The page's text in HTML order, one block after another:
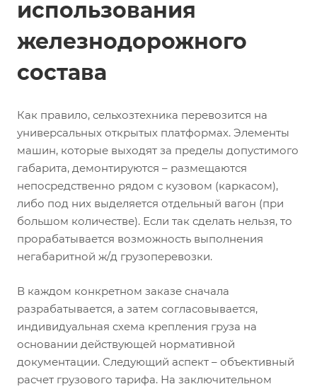
использования
железнодорожного
состава
Как правило, сельхозтехника перевозится на
универсальных открытых платформах. Элементы
машин, которые выходят за пределы допустимого
габарита, демонтируются – размещаются
непосредственно рядом с кузовом (каркасом),
либо под них выделяется отдельный вагон (при
большом количестве). Если так сделать нельзя, то
прорабатывается возможность выполнения
негабаритной ж/д грузоперевозки.
В каждом конкретном заказе сначала
разрабатывается, а затем согласовывается,
индивидуальная схема крепления груза на
основании действующей нормативной
документации. Следующий аспект – объективный
расчет грузового тарифа. На заключительном